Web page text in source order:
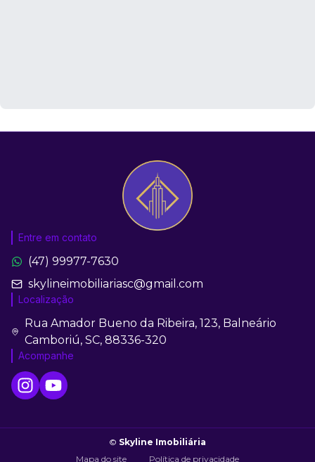
Entre em contato
(47) 99977-7630
skylineimobiliariasc@gmail.com
Localização
Rua Amador Bueno da Ribeira, 123, Balneário
Camboriú, SC, 88336-320
Acompanhe
© Skyline Imobiliária
Mapa do site
Política de privacidade